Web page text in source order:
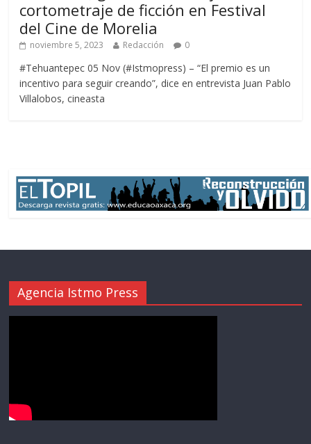
cortometraje de ficción en Festival
del Cine de Morelia
noviembre 5, 2023 Redacción 0
#Tehuantepec 05 Nov (#Istmopress) – “El premio es un
incentivo para seguir creando”, dice en entrevista Juan Pablo
Villalobos, cineasta
Agencia Istmo Press